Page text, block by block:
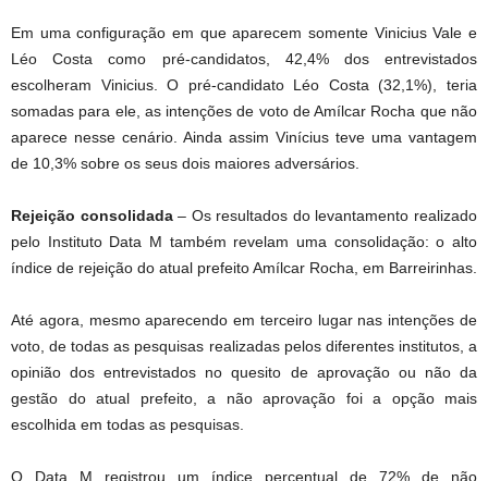
Em uma configuração em que aparecem somente Vinicius Vale e
Léo Costa como pré-candidatos, 42,4% dos entrevistados
escolheram Vinicius. O pré-candidato Léo Costa (32,1%), teria
somadas para ele, as intenções de voto de Amílcar Rocha que não
aparece nesse cenário. Ainda assim Vinícius teve uma vantagem
de 10,3% sobre os seus dois maiores adversários.
Rejeição consolidada– Os resultados do levantamento realizado
pelo Instituto Data M também revelam uma consolidação: o alto
índice de rejeição do atual prefeito Amílcar Rocha, em Barreirinhas.
Até agora, mesmo aparecendo em terceiro lugar nas intenções de
voto, de todas as pesquisas realizadas pelos diferentes institutos, a
opinião dos entrevistados no quesito de aprovação ou não da
gestão do atual prefeito, a não aprovação foi a opção mais
escolhida em todas as pesquisas.
O Data M registrou um índice percentual de 72% de não